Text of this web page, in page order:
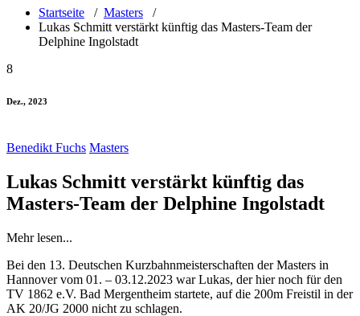
Startseite / Masters /
Lukas Schmitt verstärkt künftig das Masters-Team der
Delphine Ingolstadt
8
Dez., 2023
Benedikt Fuchs Masters
Lukas Schmitt verstärkt künftig das
Masters-Team der Delphine Ingolstadt
Mehr lesen...
Bei den 13. Deutschen Kurzbahnmeisterschaften der Masters in
Hannover vom 01. – 03.12.2023 war Lukas, der hier noch für den
TV 1862 e.V. Bad Mergentheim startete, auf die 200m Freistil in der
AK 20/JG 2000 nicht zu schlagen.